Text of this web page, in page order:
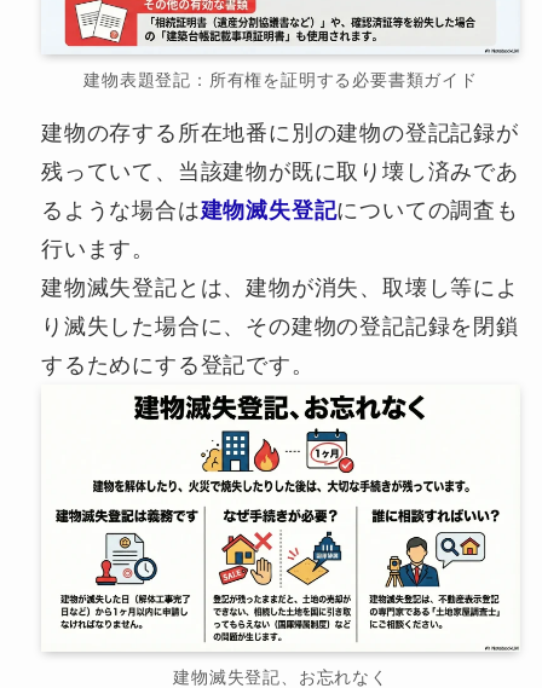
建物表題登記：所有権を証明する必要書類ガイド
建物の存する所在地番に別の建物の登記記録が
残っていて、当該建物が既に取り壊し済みであ
るような場合は建物滅失登記についての調査も
行います。
建物滅失登記とは、建物が消失、取壊し等によ
り滅失した場合に、その建物の登記記録を閉鎖
するためにする登記です。
建物滅失登記、お忘れなく